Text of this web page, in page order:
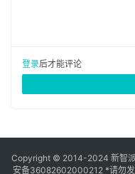
登录后才能评论
Copyright © 2014-2024 新智
安备36082602000212 *请勿